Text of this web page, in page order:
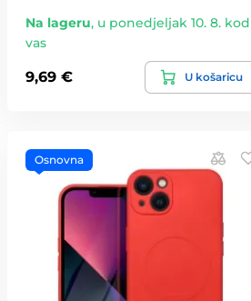
Na lageru, u ponedjeljak 10. 8. kod
vas
9,69 € U košaricu
Osnovna